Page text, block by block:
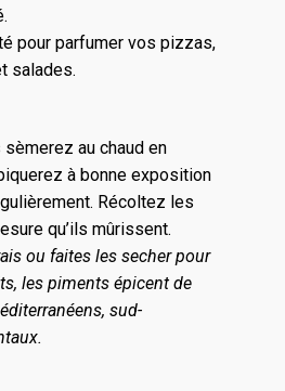
pour parfumer vos pizzas,
salades.
au chaud en
à bonne exposition
Récoltez les
qu’ils mûrissent.
ou faites les secher pour
les piments épicent de
sud-